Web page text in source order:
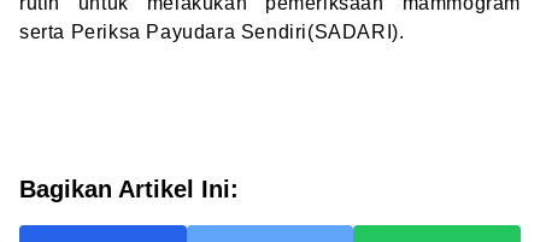
serta Periksa Payudara Sendiri(SADARI).
Bagikan Artikel Ini: